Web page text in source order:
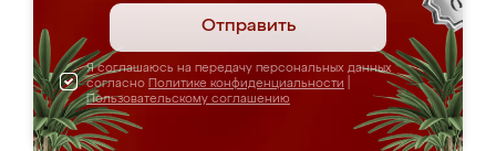
Отправить
Я соглашаюсь на передачу персональных данных
согласно Политике конфиденциальности
Пользовательскому соглашению